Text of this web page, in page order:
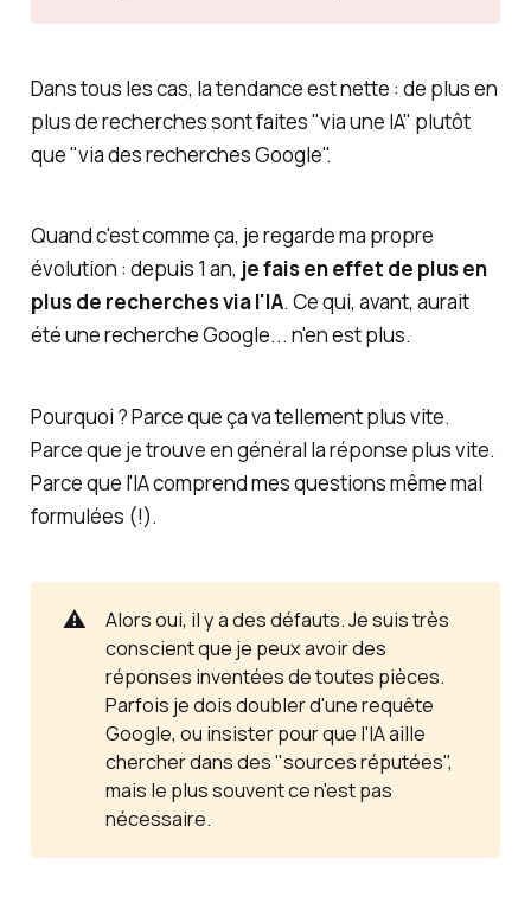
Dans tous les cas, la tendance est nette : de plus en
plus de recherches sont faites "via une IA" plutôt
que "via des recherches Google".
Quand c'est comme ça, je regarde ma propre
évolution : depuis 1 an, je fais en effet de plus en
plus de recherches via l'IA. Ce qui, avant, aurait
été une recherche Google... n'en est plus.
Pourquoi ? Parce que ça vatellementplus vite.
Parce que je trouve en général la réponse plus vite.
Parce que l'IA comprend mes questions même mal
formulées (!).
⚠️
Alors oui, il y a des défauts. Je suis très
conscient que je peux avoir des
réponses inventées de toutes pièces.
Parfois je dois doubler d'une requête
Google, ou insister pour que l'IA aille
chercher dans des "sources réputées",
mais le plus souvent ce n'est pas
nécessaire.